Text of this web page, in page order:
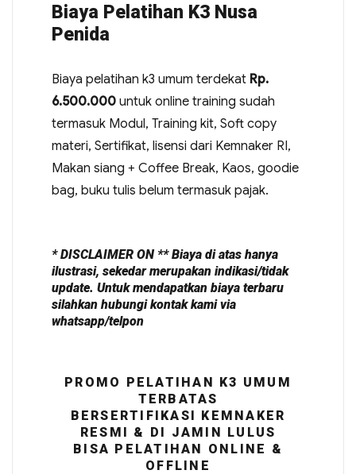
Biaya Pelatihan K3 Nusa
Penida
Biaya pelatihan k3 umum terdekat Rp.
6.500.000untuk online training sudah
termasuk Modul, Training kit, Soft copy
materi, Sertifikat, lisensi dari Kemnaker RI,
Makan siang + Coffee Break, Kaos, goodie
bag, buku tulis belum termasuk pajak.
* DISCLAIMER ON ** Biaya di atas hanya
ilustrasi, sekedar merupakan indikasi/tidak
update. Untuk mendapatkan biaya terbaru
silahkan hubungi kontak kami via
whatsapp/telpon
PROMO PELATIHAN K3 UMUM
TERBATAS
BERSERTIFIKASI KEMNAKER
RESMI & DI JAMIN LULUS
BISA PELATIHAN ONLINE &
OFFLINE